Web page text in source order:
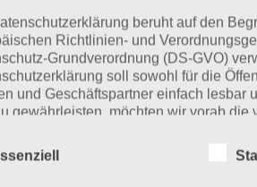
Bob für
Store
beruht auf den
Richtlinien- und
Grundverordnung (DS-GVO)
soll sowohl für die
und Geschäftspartner einfach lesbar
gewährleisten, möchten wir vorab die
in dieser